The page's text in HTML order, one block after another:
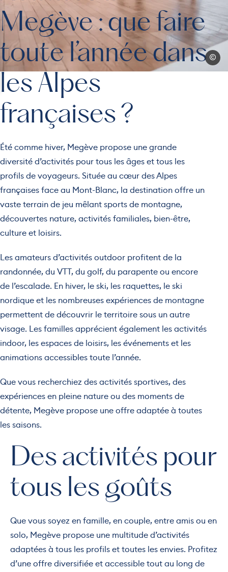
Megève : que faire
toute l’année dans
les Alpes
françaises ?
Été comme hiver, Megève propose une grande
diversité d’activités pour tous les âges et tous les
profils de voyageurs. Située au cœur des Alpes
françaises face au Mont-Blanc, la destination offre un
vaste terrain de jeu mêlant sports de montagne,
découvertes nature, activités familiales, bien-être,
culture et loisirs.
Les amateurs d’activités outdoor profitent de la
randonnée, du VTT, du golf, du parapente ou encore
de l’escalade. En hiver, le ski, les raquettes, le ski
nordique et les nombreuses expériences de montagne
permettent de découvrir le territoire sous un autre
visage. Les familles apprécient également les activités
indoor, les espaces de loisirs, les événements et les
animations accessibles toute l’année.
Que vous recherchiez des activités sportives, des
expériences en pleine nature ou des moments de
détente, Megève propose une offre adaptée à toutes
les saisons.
Des activités pour
tous les goûts
Que vous soyez en famille, en couple, entre amis ou en
solo, Megève propose une multitude d’activités
adaptées à tous les profils et toutes les envies. Profitez
d’une offre diversifiée et accessible tout au long de